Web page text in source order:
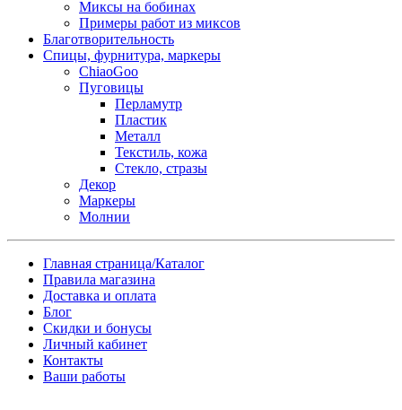
Миксы на бобинах
Примеры работ из миксов
Благотворительность
Спицы, фурнитура, маркеры
ChiaoGoo
Пуговицы
Перламутр
Пластик
Металл
Текстиль, кожа
Стекло, стразы
Декор
Маркеры
Молнии
Главная страница/Каталог
Правила магазина
Доставка и оплата
Блог
Скидки и бонусы
Личный кабинет
Контакты
Ваши работы